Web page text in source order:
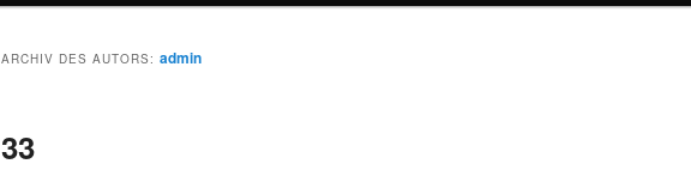
ARCHIV DES AUTORS: admin
33